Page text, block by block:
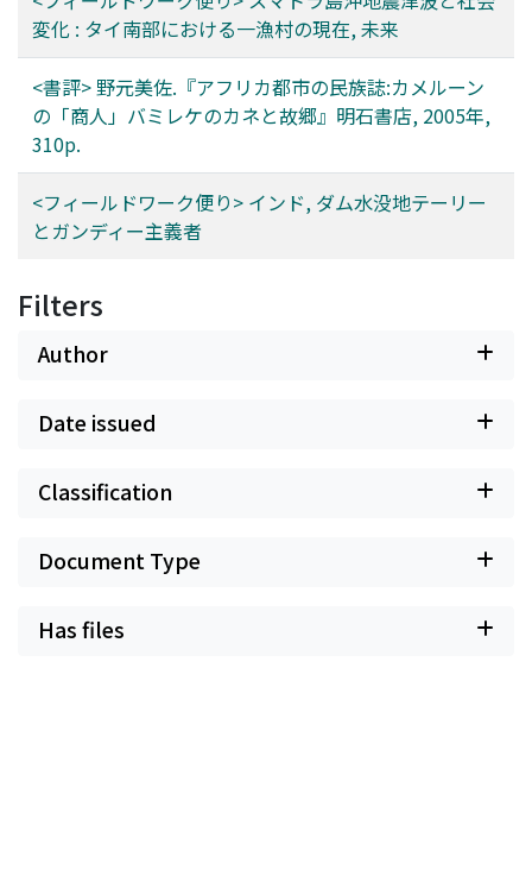
変化 : タイ南部における一漁村の現在, 未来
<書評> 野元美佐.『アフリカ都市の民族誌:カメルーン
の「商人」バミレケのカネと故郷』明石書店, 2005年,
310p.
<フィールドワーク便り> インド, ダム水没地テーリー
とガンディー主義者
Filters
Author
Date issued
Classification
Document Type
Has files